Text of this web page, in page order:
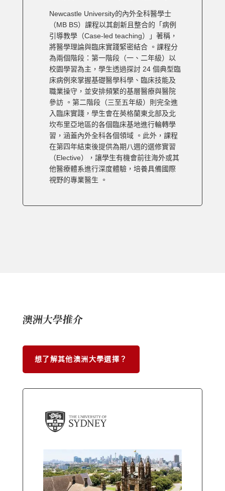
Newcastle University的內外全科醫學士
（MB BS）課程以其創新且整合的「病例
引導教學（Case-led teaching）」著稱，
將醫學理論與臨床實踐緊密結合 。課程分
為兩個階段：第一階段（一、二年級）以
校園學習為主，學生透過探討 24 個典型臨
床病例來掌握基礎醫學科學、臨床技能及
職業操守，並安排頻繁的基層醫療與醫院
參訪 。第二階段（三至五年級）則完全進
入臨床實踐，學生會在英格蘭東北部及北
坎布里亞地區的各個臨床基地進行輪轉學
習，涵蓋內外全科各個領域 。此外，課程
在第四年結束後提供為期八週的選修實習
（Elective），讓學生有機會前往海外或其
他醫療體系進行深度體驗，培養具備國際
視野的專業醫生 。
澳洲大學推介
想了解其他澳洲大學選擇？